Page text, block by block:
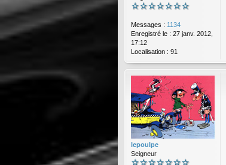
Messages : 1134
Enregistré le : 27 janv. 2012,
17:12
Localisation : 91
lepoulpe
Seigneur